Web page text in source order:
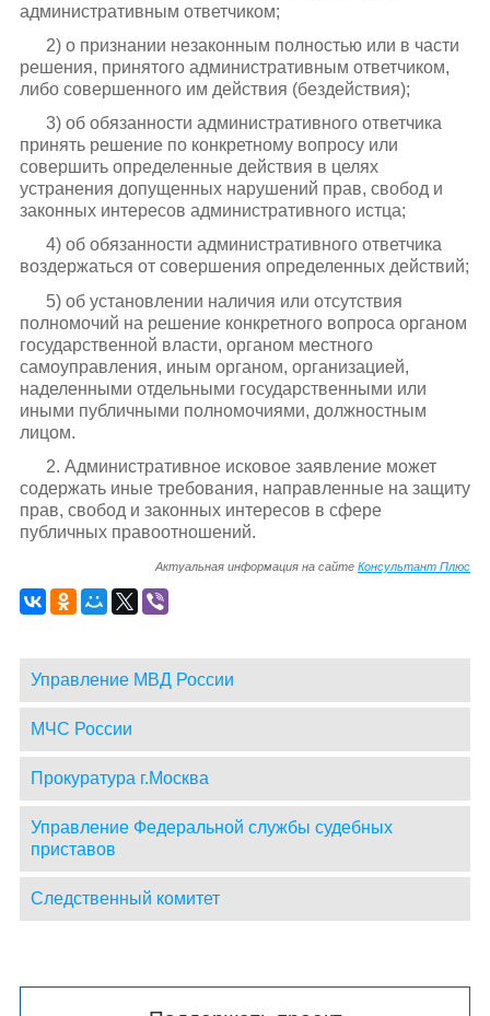
административным ответчиком;
2) о признании незаконным полностью или в части
решения, принятого административным ответчиком,
либо совершенного им действия (бездействия);
3) об обязанности административного ответчика
принять решение по конкретному вопросу или
совершить определенные действия в целях
устранения допущенных нарушений прав, свобод и
законных интересов административного истца;
4) об обязанности административного ответчика
воздержаться от совершения определенных действий;
5) об установлении наличия или отсутствия
полномочий на решение конкретного вопроса органом
государственной власти, органом местного
самоуправления, иным органом, организацией,
наделенными отдельными государственными или
иными публичными полномочиями, должностным
лицом.
2. Административное исковое заявление может
содержать иные требования, направленные на защиту
прав, свобод и законных интересов в сфере
публичных правоотношений.
Актуальная информация на сайтеКонсультант Плюс
Управление МВД России
МЧС России
Прокуратура г.Москва
Управление Федеральной службы судебных
приставов
Следственный комитет